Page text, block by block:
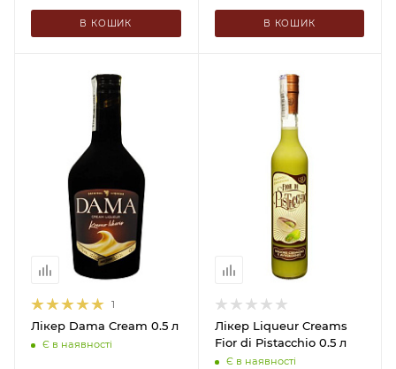
В КОШИК В КОШИК
1
Лікер Dama Cream 0.5 л
Є в наявності
Лікер Liqueur Creams
Fior di Pistacchio 0.5 л
Є в наявності